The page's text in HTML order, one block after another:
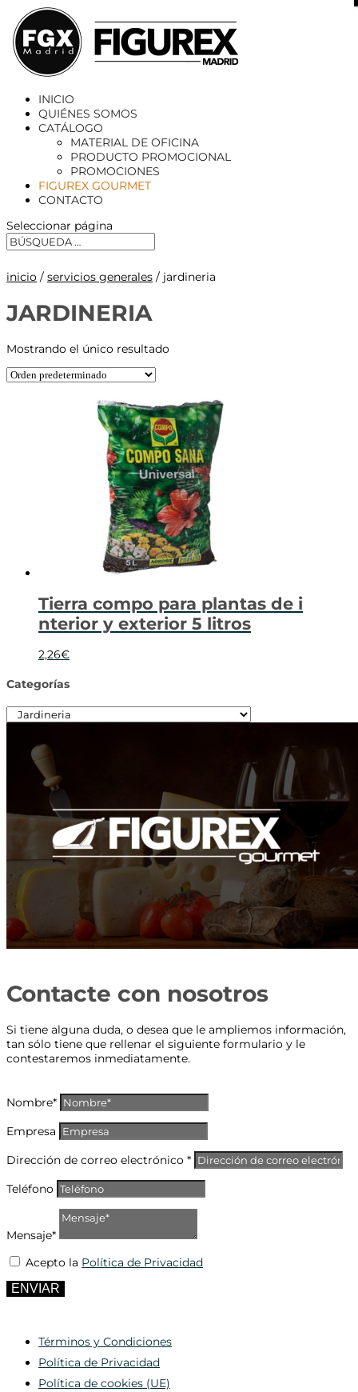
INICIO
QUIÉNES SOMOS
CATÁLOGO
MATERIAL DE OFICINA
PRODUCTO PROMOCIONAL
PROMOCIONES
FIGUREX GOURMET
CONTACTO
Seleccionar página
inicio / servicios generales / jardineria
JARDINERIA
Mostrando el único resultado
Tierra compo para plantas de i
nterior y exterior 5 litros
2,26€
Categorías
Contacte con nosotros
Si tiene alguna duda, o desea que le ampliemos información,
tan sólo tiene que rellenar el siguiente formulario y le
contestaremos inmediatamente.
Nombre*
Empresa
Dirección de correo electrónico *
Teléfono
Mensaje*
Acepto la Política de Privacidad
ENVIAR
Términos y Condiciones
Política de Privacidad
Política de cookies (UE)